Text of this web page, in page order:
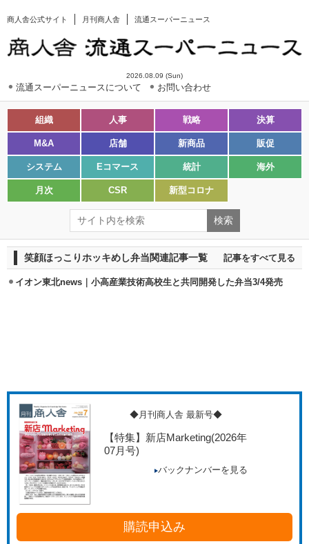
商人舎公式サイト 月刊商人舎 流通スーパーニュース
2026.08.09 (Sun)
流通スーパーニュースについて お問い合わせ
組織 人事 戦略 決算
M&A 店舗 新商品 販促
システム Eコマース 統計 海外
月次 CSR 新型コロナ
笑顔ほっこりホッキめし弁当関連記事一覧 記事をすべて見る
イオン東北news｜小高産業技術高校生と共同開発した弁当3/4発売
◆月刊商人舎 最新号◆
【特集】新店Marketing(2026年
07月号)
バックナンバーを見る
購読申込み